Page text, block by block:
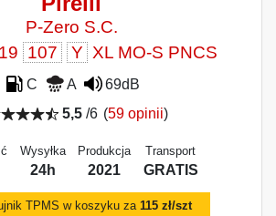
P-Zero S.C.
107 Y XL MO-S PNCS
C A
69dB
5,5/6 (59 opinii)
Wysyłka
24h
Produkcja
2021
Transport
GRATIS
TPMS w koszyku za 115 zł/szt